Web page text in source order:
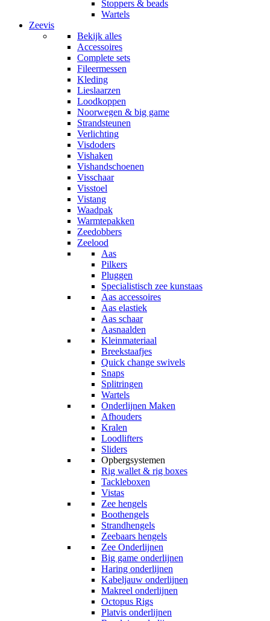
Stoppers & beads
Wartels
Zeevis
Bekijk alles
Accessoires
Complete sets
Fileermessen
Kleding
Lieslaarzen
Loodkoppen
Noorwegen & big game
Strandsteunen
Verlichting
Visdoders
Vishaken
Vishandschoenen
Visschaar
Visstoel
Vistang
Waadpak
Warmtepakken
Zeedobbers
Zeelood
Aas
Pilkers
Pluggen
Specialistisch zee kunstaas
Aas accessoires
Aas elastiek
Aas schaar
Aasnaalden
Kleinmateriaal
Breekstaafjes
Quick change swivels
Snaps
Splitringen
Wartels
Onderlijnen Maken
Afhouders
Kralen
Loodlifters
Sliders
Opbergsystemen
Rig wallet & rig boxes
Tackleboxen
Vistas
Zee hengels
Boothengels
Strandhengels
Zeebaars hengels
Zee Onderlijnen
Big game onderlijnen
Haring onderlijnen
Kabeljauw onderlijnen
Makreel onderlijnen
Octopus Rigs
Platvis onderlijnen